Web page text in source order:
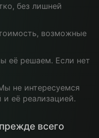
без лишней
возможные
её решаем. Если нет
не интересуемся
её реализацией.
всего